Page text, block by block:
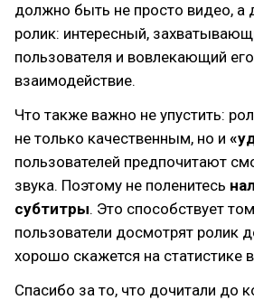
должно быть не просто видео, а
ролик: интересный,
пользователя и вовлекающий
взаимодействие.
Что также важно не упустить:
не только качественным, но и
пользователей предпочитают
звука. Поэтому не поленитесь
субтитры. Это способствует
пользователи досмотрят ролик
хорошо скажется на статистике
Спасибо за то, что дочитали до